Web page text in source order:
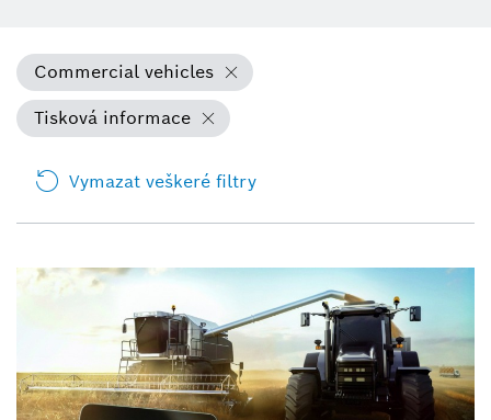
Commercial vehicles
Tisková informace
Vymazat veškeré filtry